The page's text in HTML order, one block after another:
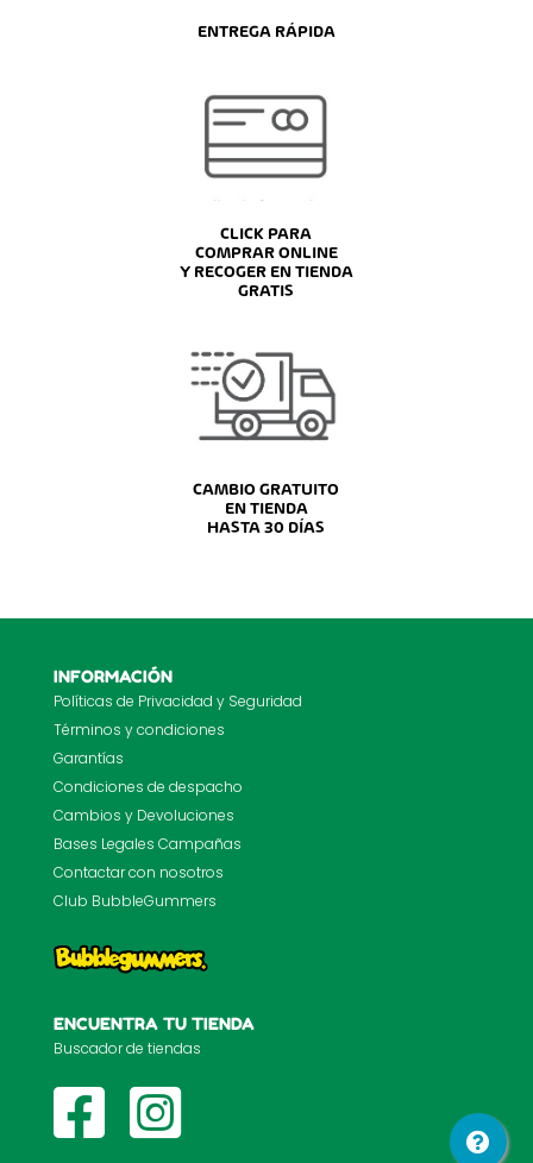
ENTREGA RÁPIDA
CLICK PARA
COMPRAR ONLINE
Y RECOGER EN TIENDA
GRATIS
CAMBIO GRATUITO
EN TIENDA
HASTA 30 DÍAS
INFORMACIÓN
Políticas de Privacidad y Seguridad
Términos y condiciones
Garantías
Condiciones de despacho
Cambios y Devoluciones
Bases Legales Campañas
Contactar con nosotros
Club BubbleGummers
ENCUENTRA TU TIENDA
Buscador de tiendas